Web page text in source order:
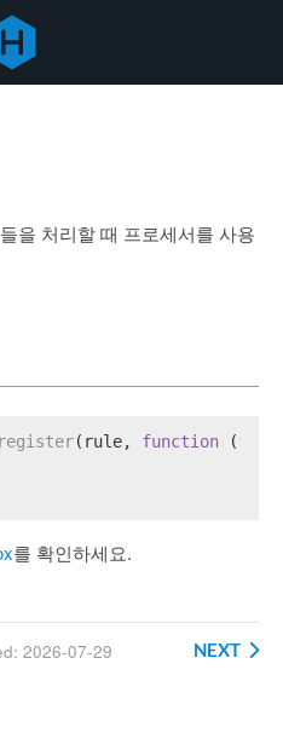
을 처리할 때 프로세서를 사용
register(rule, function (file
를 확인하세요.
2026-07-29 NEXT